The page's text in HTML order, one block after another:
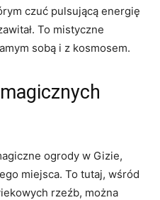
czuć pulsującą‍ energię
To mistyczne
sobą i z kosmosem.
ogrody w Gizie,
miejsca.⁣ To ​tutaj, wśród⁤
rzeźb, można